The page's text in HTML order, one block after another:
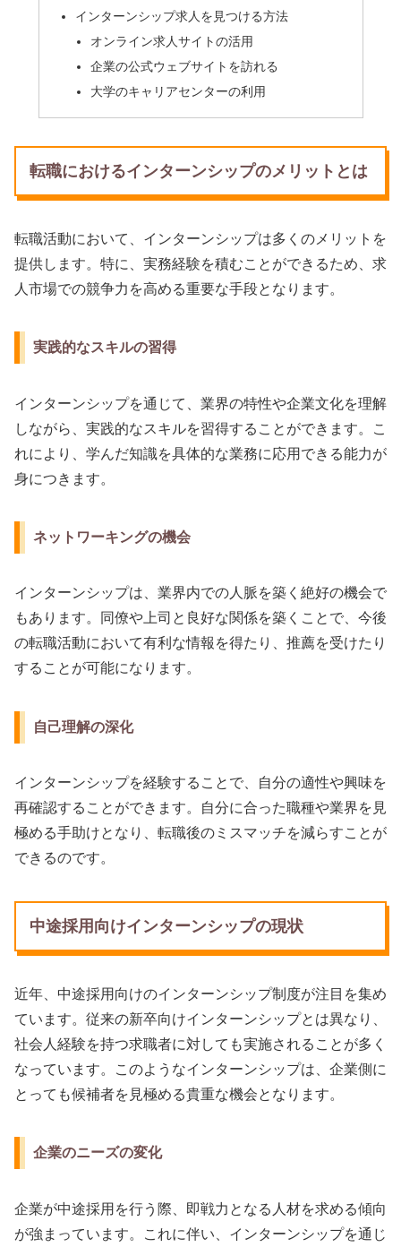
インターンシップ求人を見つける方法
オンライン求人サイトの活用
企業の公式ウェブサイトを訪れる
大学のキャリアセンターの利用
転職におけるインターンシップのメリットとは
転職活動において、インターンシップは多くのメリットを
提供します。特に、実務経験を積むことができるため、求
人市場での競争力を高める重要な手段となります。
実践的なスキルの習得
インターンシップを通じて、業界の特性や企業文化を理解
しながら、実践的なスキルを習得することができます。こ
れにより、学んだ知識を具体的な業務に応用できる能力が
身につきます。
ネットワーキングの機会
インターンシップは、業界内での人脈を築く絶好の機会で
もあります。同僚や上司と良好な関係を築くことで、今後
の転職活動において有利な情報を得たり、推薦を受けたり
することが可能になります。
自己理解の深化
インターンシップを経験することで、自分の適性や興味を
再確認することができます。自分に合った職種や業界を見
極める手助けとなり、転職後のミスマッチを減らすことが
できるのです。
中途採用向けインターンシップの現状
近年、中途採用向けのインターンシップ制度が注目を集め
ています。従来の新卒向けインターンシップとは異なり、
社会人経験を持つ求職者に対しても実施されることが多く
なっています。このようなインターンシップは、企業側に
とっても候補者を見極める貴重な機会となります。
企業のニーズの変化
企業が中途採用を行う際、即戦力となる人材を求める傾向
が強まっています。これに伴い、インターンシップを通じ